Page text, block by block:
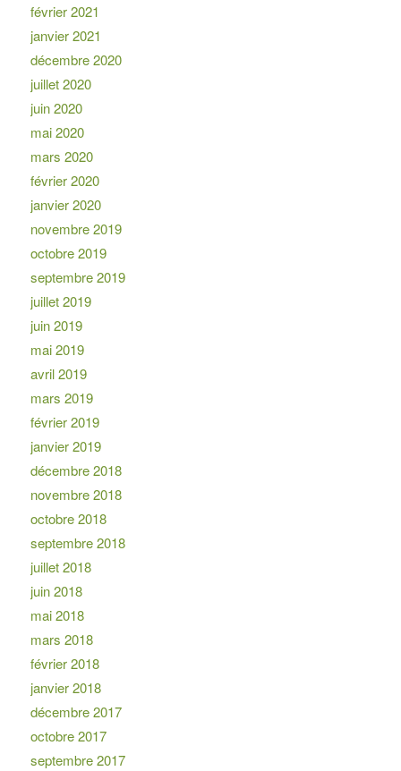
février 2021
janvier 2021
décembre 2020
juillet 2020
juin 2020
mai 2020
mars 2020
février 2020
janvier 2020
novembre 2019
octobre 2019
septembre 2019
juillet 2019
juin 2019
mai 2019
avril 2019
mars 2019
février 2019
janvier 2019
décembre 2018
novembre 2018
octobre 2018
septembre 2018
juillet 2018
juin 2018
mai 2018
mars 2018
février 2018
janvier 2018
décembre 2017
octobre 2017
septembre 2017